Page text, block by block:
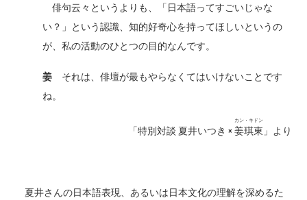
俳句云々というよりも、「日本語ってすごいじゃな
い？」という認識、知的好奇心を持ってほしいというの
が、私の活動のひとつの目的なんです。
姜 それは、俳壇が最もやらなくてはいけないことです
ね。
「特別対談 夏井いつき × 姜琪東
カン・キドン
」より
夏井さんの日本語表現、あるいは日本文化の理解を深めるた